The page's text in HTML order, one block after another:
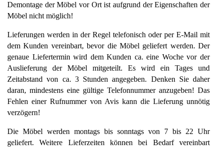
Demontage der Möbel vor Ort ist aufgrund der Eigenschaften der
Möbel nicht möglich!
Lieferungen werden in der Regel telefonisch oder per E-Mail mit
dem Kunden vereinbart, bevor die Möbel geliefert werden. Der
genaue Liefertermin wird dem Kunden ca. eine Woche vor der
Auslieferung der Möbel mitgeteilt. Es wird ein Tages und
Zeitabstand von ca. 3 Stunden angegeben. Denken Sie daher
daran, mindestens eine gültige Telefonnummer anzugeben! Das
Fehlen einer Rufnummer von Avis kann die Lieferung unnötig
verzögern!
Die Möbel werden montags bis sonntags von 7 bis 22 Uhr
geliefert. Weitere Lieferzeiten können bei Bedarf vereinbart